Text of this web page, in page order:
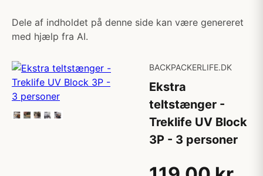
Dele af indholdet på denne side kan være genereret
med hjælp fra AI.
BACKPACKERLIFE.DK
Ekstra
teltstænger -
Treklife UV Block
3P - 3 personer